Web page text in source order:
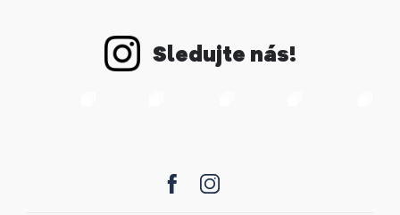
Sledujte nás!